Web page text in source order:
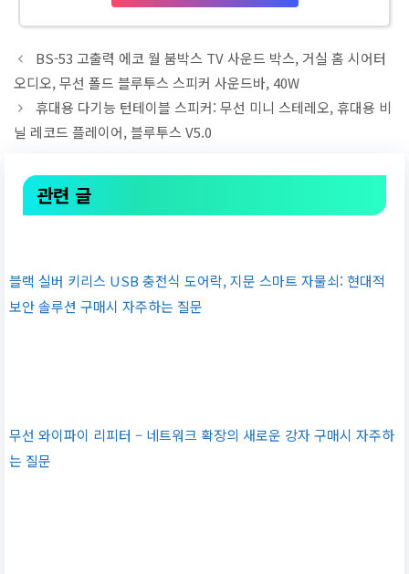
BS-53 고출력 에코 월 붐박스 TV 사운드 박스, 거실 홈 시어터
오디오, 무선 폴드 블루투스 스피커 사운드바, 40W
휴대용 다기능 턴테이블 스피커: 무선 미니 스테레오, 휴대용 비
닐 레코드 플레이어, 블루투스 V5.0
관련 글
블랙 실버 키리스 USB 충전식 도어락, 지문 스마트 자물쇠: 현대적
보안 솔루션 구매시 자주하는 질문
무선 와이파이 리피터 – 네트워크 확장의 새로운 강자 구매시 자주하
는 질문